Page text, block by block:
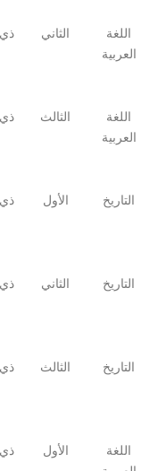
اللغة
العربية
الثاني
اللغة
العربية
الثالث
التاريخ الأول
التاريخ الثاني
التاريخ الثالث
اللغة
الأول